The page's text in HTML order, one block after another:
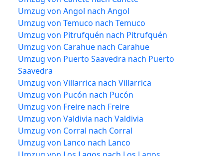
Umzug von Angol nach Angol
Umzug von Temuco nach Temuco
Umzug von Pitrufquén nach Pitrufquén
Umzug von Carahue nach Carahue
Umzug von Puerto Saavedra nach Puerto
Saavedra
Umzug von Villarrica nach Villarrica
Umzug von Pucón nach Pucón
Umzug von Freire nach Freire
Umzug von Valdivia nach Valdivia
Umzug von Corral nach Corral
Umzug von Lanco nach Lanco